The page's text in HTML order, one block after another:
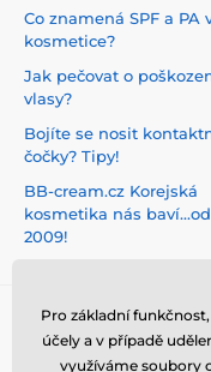
Co znamená SPF a PA
kosmetice?
Jak pečovat o
vlasy?
Bojíte se nosit
čočky? Tipy!
BB-cream.cz Korejská
kosmetika nás
2009!
Pro základní
účely a v případě
využíváme soubory